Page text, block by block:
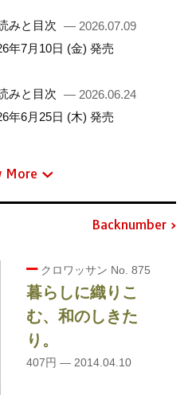
みと目次 — 2026.07.09
年7月10日 (金) 発売
みと目次 — 2026.06.24
年6月25日 (木) 発売
More
Backnumber
クロワッサン No. 875
暮らしに織りこ
む、和のしきた
り。
407円 — 2014.04.10